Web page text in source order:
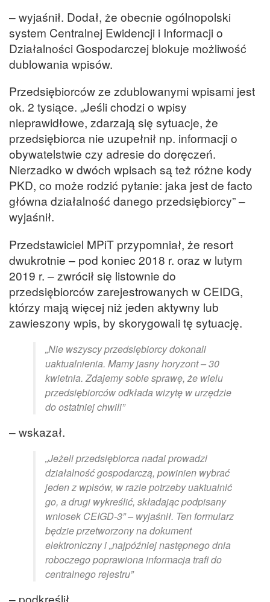
– wyjaśnił. Dodał, że obecnie ogólnopolski
system Centralnej Ewidencji i Informacji o
Działalności Gospodarczej blokuje możliwość
dublowania wpisów.
Przedsiębiorców ze zdublowanymi wpisami jest
ok. 2 tysiące. „Jeśli chodzi o wpisy
nieprawidłowe, zdarzają się sytuacje, że
przedsiębiorca nie uzupełnił np. informacji o
obywatelstwie czy adresie do doręczeń.
Nierzadko w dwóch wpisach są też różne kody
PKD, co może rodzić pytanie: jaka jest de facto
główna działalność danego przedsiębiorcy” –
wyjaśnił.
Przedstawiciel MPiT przypomniał, że resort
dwukrotnie – pod koniec 2018 r. oraz w lutym
2019 r. – zwrócił się listownie do
przedsiębiorców zarejestrowanych w CEIDG,
którzy mają więcej niż jeden aktywny lub
zawieszony wpis, by skorygowali tę sytuację.
„Nie wszyscy przedsiębiorcy dokonali
uaktualnienia. Mamy jasny horyzont – 30
kwietnia. Zdajemy sobie sprawę, że wielu
przedsiębiorców odkłada wizytę w urzędzie
do ostatniej chwili”
– wskazał.
„Jeżeli przedsiębiorca nadal prowadzi
działalność gospodarczą, powinien wybrać
jeden z wpisów, w razie potrzeby uaktualnić
go, a drugi wykreślić, składając podpisany
wniosek CEIGD-3” – wyjaśnił. Ten formularz
będzie przetworzony na dokument
elektroniczny i „najpóźniej następnego dnia
roboczego poprawiona informacja trafi do
centralnego rejestru”
– podkreślił.